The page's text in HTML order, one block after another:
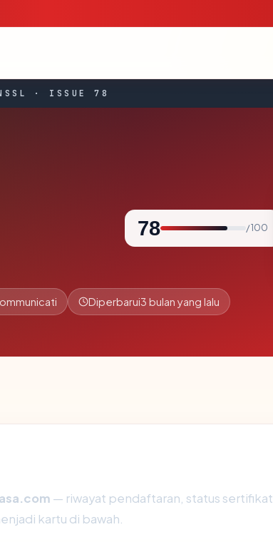
· ISSUE 78
78 / 100
Diperbarui3 bulan yang lalu
— riwayat pendaftaran, status sertifikat,
kartu di bawah.